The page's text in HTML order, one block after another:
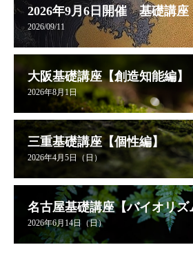
2026/09/11
大阪基礎講座【創造知能編】
2026年8月1日
三重基礎講座【個性編】
2026年4月5日（日）
名古屋基礎講座【バイオリズ
2026年6月14日（日）